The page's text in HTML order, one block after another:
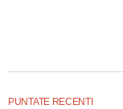
PUNTATE RECENTI